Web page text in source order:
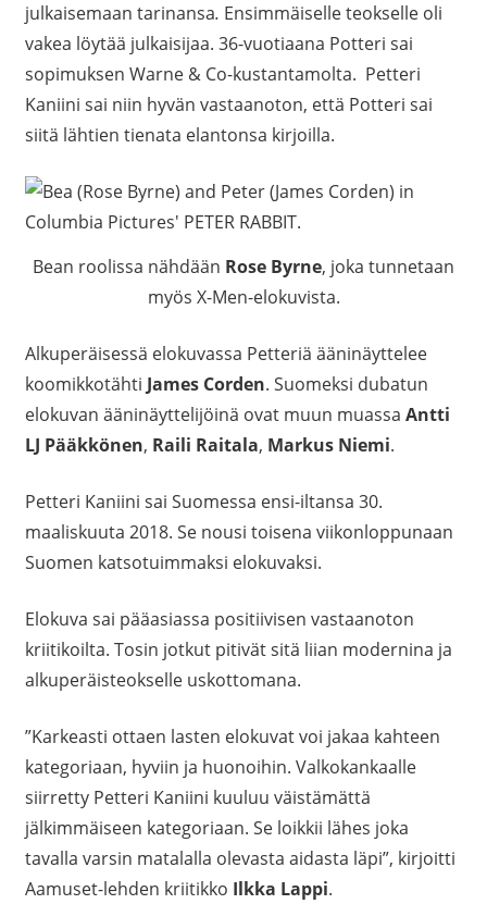
julkaisemaan tarinansa. Ensimmäiselle teokselle oli
vakea löytää julkaisijaa. 36-vuotiaana Potteri sai
sopimuksen Warne & Co-kustantamolta. Petteri
Kaniini sai niin hyvän vastaanoton, että Potteri sai
siitä lähtien tienata elantonsa kirjoilla.
Bean roolissa nähdään Rose Byrne, joka tunnetaan
myös X-Men-elokuvista.
Alkuperäisessä elokuvassa Petteriä ääninäyttelee
koomikkotähti James Corden. Suomeksi dubatun
elokuvan ääninäyttelijöinä ovat muun muassa Antti
LJ Pääkkönen, Raili Raitala, Markus Niemi.
Petteri Kaniini sai Suomessa ensi-iltansa 30.
maaliskuuta 2018. Se nousi toisena viikonloppunaan
Suomen katsotuimmaksi elokuvaksi.
Elokuva sai pääasiassa positiivisen vastaanoton
kriitikoilta. Tosin jotkut pitivät sitä liian modernina ja
alkuperäisteokselle uskottomana.
”Karkeasti ottaen lasten elokuvat voi jakaa kahteen
kategoriaan, hyviin ja huonoihin. Valkokankaalle
siirretty Petteri Kaniini kuuluu väistämättä
jälkimmäiseen kategoriaan. Se loikkii lähes joka
tavalla varsin matalalla olevasta aidasta läpi”, kirjoitti
Aamuset-lehden kriitikko Ilkka Lappi.